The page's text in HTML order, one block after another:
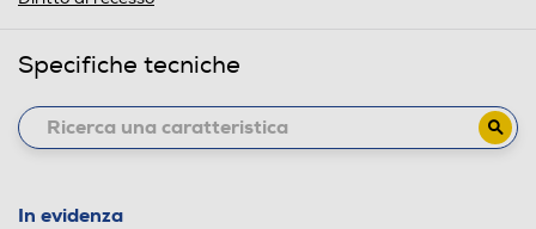
Specifiche tecniche
In evidenza